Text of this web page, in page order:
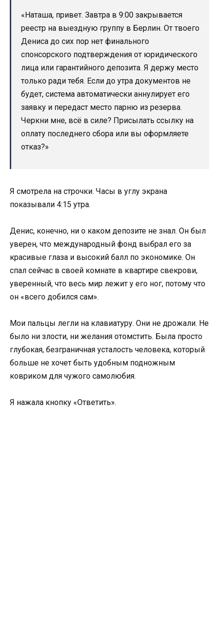
«Наташа, привет. Завтра в 9:00 закрывается
реестр на выездную группу в Берлин. От твоего
Дениса до сих пор нет финального
спонсорского подтверждения от юридического
лица или гарантийного депозита. Я держу место
только ради тебя. Если до утра документов не
будет, система автоматически аннулирует его
заявку и передаст место парню из резерва.
Черкни мне, всё в силе? Присылать ссылку на
оплату последнего сбора или вы оформляете
отказ?»
Я смотрела на строчки. Часы в углу экрана
показывали 4:15 утра.
Денис, конечно, ни о каком депозите не знал. Он был
уверен, что международный фонд выбрал его за
красивые глаза и высокий балл по экономике. Он
спал сейчас в своей комнате в квартире свекрови,
уверенный, что весь мир лежит у его ног, потому что
он «всего добился сам».
Мои пальцы легли на клавиатуру. Они не дрожали. Не
было ни злости, ни желания отомстить. Была просто
глубокая, безграничная усталость человека, который
больше не хочет быть удобным подножным
ковриком для чужого самолюбия.
Я нажала кнопку «Ответить».